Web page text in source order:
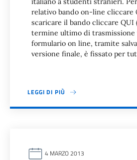
relativo bando on-line cliccare
scaricare il bando cliccare QUI
termine ultimo di
formulario on line, tramite
versione finale, è fissato per
LEGGI DI PIÙ
4 MARZO 2013